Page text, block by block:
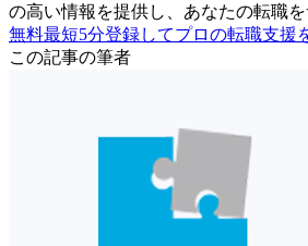
の高い情報を提供し、あなたの転職を
無料最短5分登録してプロの転職支援
この記事の筆者